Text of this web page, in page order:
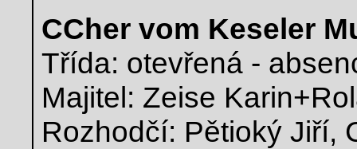
CCher vom Keseler
Třída: otevřená -
Majitel: Zeise
Rozhodčí: Pětioký Jiří,